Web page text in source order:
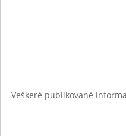
Veškeré publikované